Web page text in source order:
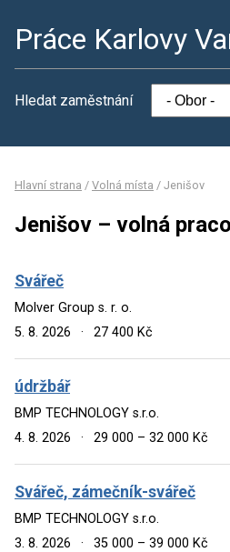
Práce Karlovy
Hledat zaměstnání
Hlavní strana / Volná místa / Jenišov
Jenišov – volná
Svářeč
Molver Group s. r. o.
5. 8. 2026
· 27 400 Kč
údržbář
BMP TECHNOLOGY s.r.o.
4. 8. 2026
· 29 000 – 32 000 Kč
Svářeč, zámečník-svářeč
BMP TECHNOLOGY s.r.o.
3. 8. 2026
· 35 000 – 39 000 Kč